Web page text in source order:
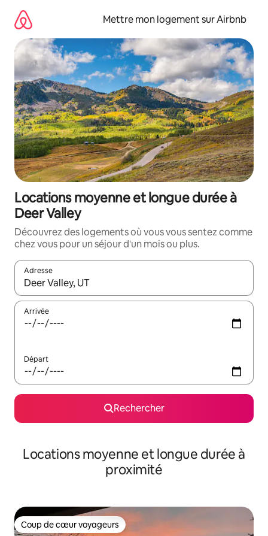
directement
contenu
Mettre mon logement sur Airbnb
Locations moyenne et longue durée à
Deer Valley
Découvrez des logements où vous vous sentez comme
chez vous pour un séjour d'un mois ou plus.
Adresse
Lorsque les résultats s'affichent, utilisez les flèches vers le
Arrivée
Départ
Rechercher
Locations moyenne et longue durée à
proximité
Coup de cœur voyageurs
Coup de cœur voyageurs